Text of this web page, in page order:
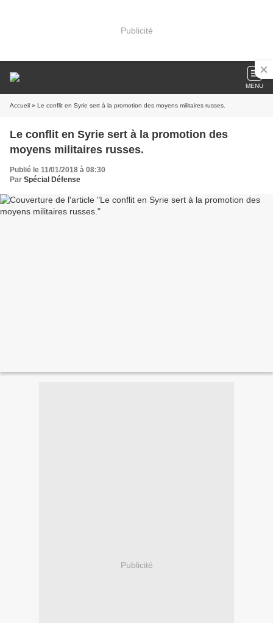
Publicité
MENU
Accueil » Le conflit en Syrie sert à la promotion des moyens militaires russes.
Le conflit en Syrie sert à la promotion des
moyens militaires russes.
Publié le 11/01/2018 à 08:30
Par Spécial Défense
Publicité